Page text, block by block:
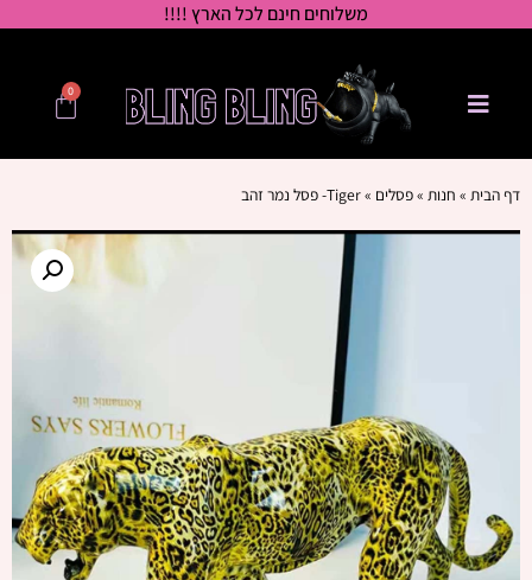
משלוחים חינם לכל הארץ !!!!
0
דף הבית » חנות »פסלים »Tiger- פסל נמר זהב